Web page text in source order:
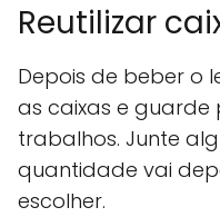
Reutilizar
Depois de beber o
as caixas e guarde
trabalhos. Junte
quantidade vai
escolher.